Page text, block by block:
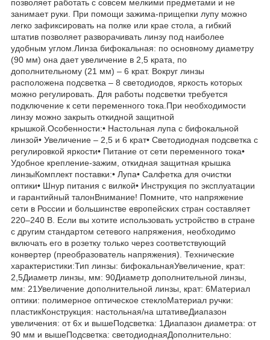
позволяет работать с совсем мелкими предметами и не
занимает руки. При помощи зажима-прищепки лупу можно
легко зафиксировать на полке или крае стола, а гибкий
штатив позволяет разворачивать линзу под наиболее
удобным углом.Линза бифокальная: по основному диаметру
(90 мм) она дает увеличение в 2,5 крата, по
дополнительному (21 мм) – 6 крат. Вокруг линзы
расположена подсветка – 8 светодиодов, яркость которых
можно регулировать. Для работы подсветки требуется
подключение к сети переменного тока.При необходимости
линзу можно закрыть откидной защитной
крышкой.Особенности:• Настольная лупа с бифокальной
линзой• Увеличение – 2,5 и 6 крат• Светодиодная подсветка с
регулировкой яркости• Питание от сети переменного тока•
Удобное крепление-зажим, откидная защитная крышка
линзыКомплект поставки:• Лупа• Салфетка для очистки
оптики• Шнур питания с вилкой• Инструкция по эксплуатации
и гарантийный талонВнимание! Помните, что напряжение
сети в России и большинстве европейских стран составляет
220–240 В. Если вы хотите использовать устройство в стране
с другим стандартом сетевого напряжения, необходимо
включать его в розетку только через соответствующий
конвертер (преобразователь напряжения). Технические
характеристики:Тип линзы: бифокальнаяУвеличение, крат:
2,5Диаметр линзы, мм: 90Диаметр дополнительной линзы,
мм: 21Увеличение дополнительной линзы, крат: 6Материал
оптики: полимерное оптическое стеклоМатериал ручки:
пластикКонструкция: настольная/на штативеДиапазон
увеличения: от 6х и вышеПодсветка: 1Диапазон диаметра: от
90 мм и вышеПодсветка: светодиоднаяДополнительно: